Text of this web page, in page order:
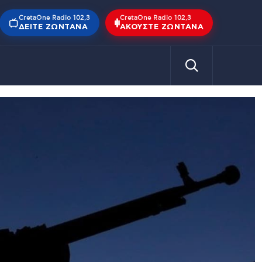
CretaOne Radio 102,3
ΔΕΊΤΕ ΖΩΝΤΑΝΆ
CretaOne Radio 102,3
ΑΚΟΎΣΤΕ ΖΩΝΤΑΝΆ